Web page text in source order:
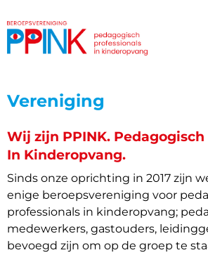
Vereniging
Wij zijn PPINK.
In Kinderopvang.
Sinds onze oprichting in 2017 zijn
enige beroepsvereniging voor
professionals in kinderopvang;
medewerkers, gastouders,
bevoegd zijn om op de groep te